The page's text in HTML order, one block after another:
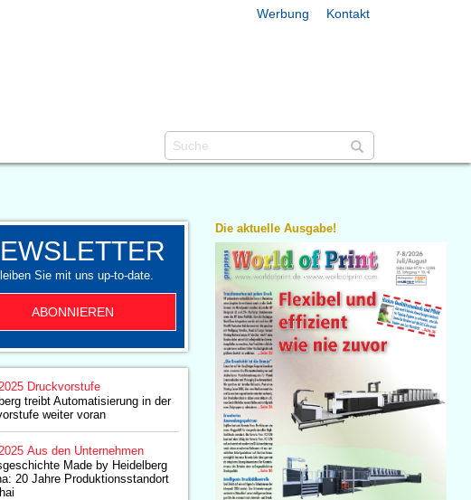
Werbung Kontakt
Sie mit uns up-to-date.
ABONNIEREN
Druckvorstufe
treibt Automatisierung in der
weiter voran
Aus den Unternehmen
Made by Heidelberg
20 Jahre Produktionsstandort
Die aktuelle Ausgabe!